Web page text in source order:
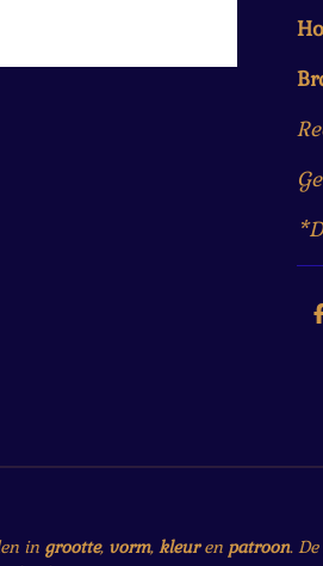
D
in grootte, vorm, kleuren patroon. De